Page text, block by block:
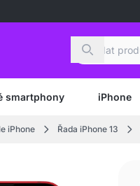
smartphony iPhone
iPhone Řada iPhone 13